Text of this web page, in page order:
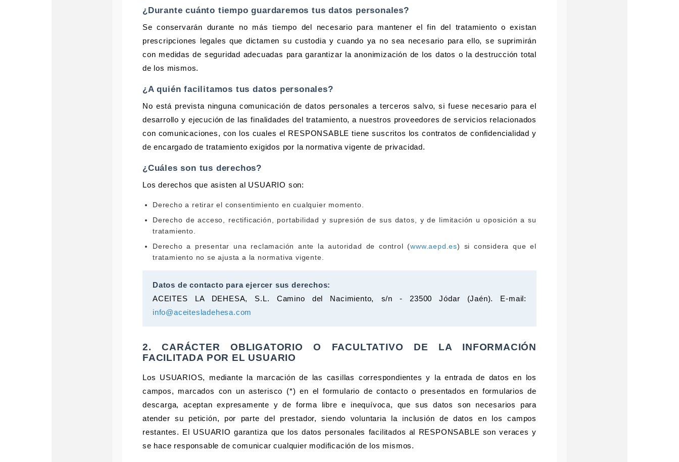
¿Durante cuánto tiempo guardaremos tus datos personales?
Se conservarán durante no más tiempo del necesario para mantener el fin del tratamiento o existan
prescripciones legales que dictamen su custodia y cuando ya no sea necesario para ello, se suprimirán
con medidas de seguridad adecuadas para garantizar la anonimización de los datos o la destrucción total
de los mismos.
¿A quién facilitamos tus datos personales?
No está prevista ninguna comunicación de datos personales a terceros salvo, si fuese necesario para el
desarrollo y ejecución de las finalidades del tratamiento, a nuestros proveedores de servicios relacionados
con comunicaciones, con los cuales el RESPONSABLE tiene suscritos los contratos de confidencialidad y
de encargado de tratamiento exigidos por la normativa vigente de privacidad.
¿Cuáles son tus derechos?
Los derechos que asisten al USUARIO son:
Derecho a retirar el consentimiento en cualquier momento.
Derecho de acceso, rectificación, portabilidad y supresión de sus datos, y de limitación u oposición a su
tratamiento.
Derecho a presentar una reclamación ante la autoridad de control (www.aepd.es) si considera que el
tratamiento no se ajusta a la normativa vigente.
Datos de contacto para ejercer sus derechos:
ACEITES LA DEHESA, S.L. Camino del Nacimiento, s/n - 23500 Jódar (Jaén). E-mail:
info@aceitesladehesa.com
2. CARÁCTER OBLIGATORIO O FACULTATIVO DE LA INFORMACIÓN
FACILITADA POR EL USUARIO
Los USUARIOS, mediante la marcación de las casillas correspondientes y la entrada de datos en los
campos, marcados con un asterisco (*) en el formulario de contacto o presentados en formularios de
descarga, aceptan expresamente y de forma libre e inequívoca, que sus datos son necesarios para
atender su petición, por parte del prestador, siendo voluntaria la inclusión de datos en los campos
restantes. El USUARIO garantiza que los datos personales facilitados al RESPONSABLE son veraces y
se hace responsable de comunicar cualquier modificación de los mismos.